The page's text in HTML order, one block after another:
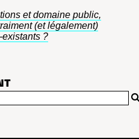
et domaine public,
(et légalement)
existants ?